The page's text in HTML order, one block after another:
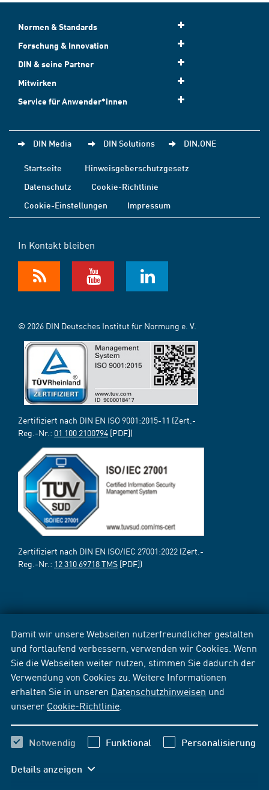
Damit wir unsere Webseiten nutzerfreundlicher gestalten
und fortlaufend verbessern, verwenden wir Cookies. Wenn
Sie die Webseiten weiter nutzen, stimmen Sie dadurch der
Verwendung von Cookies zu. Weitere Informationen
erhalten Sie in unseren Datenschutzhinweisen und
unserer Cookie-Richtlinie
Notwendig Funktional Personalisierung
Details anzeigen
Normen & Standards
Forschung & Innovation
DIN & seine Partner
Mitwirken
Service für Anwender*innen
DIN Media DIN Solutions DIN.ONE
Startseite
Hinweisgeberschutzgesetz
Datenschutz
Cookie-Richtlinie
Cookie-Einstellungen
Impressum
In Kontakt bleiben
© 2026 DIN Deutsches Institut für Normung e. V.
Zertifiziert nach DIN EN ISO 9001:2015-11 (Zert.-
Reg.-Nr.: 01 100 2100794 [PDF])
Zertifiziert nach DIN EN ISO/IEC 27001:2022 (Zert.-
Reg.-Nr.: 12 310 69718 TMS [PDF])